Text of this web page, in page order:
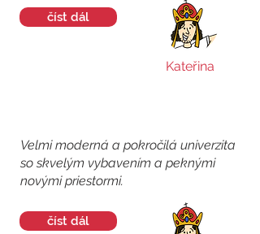
číst dál
Kateřina
Velmi moderná a pokročilá univerzita
so skvelým vybavením a peknými
novými priestormi.
číst dál